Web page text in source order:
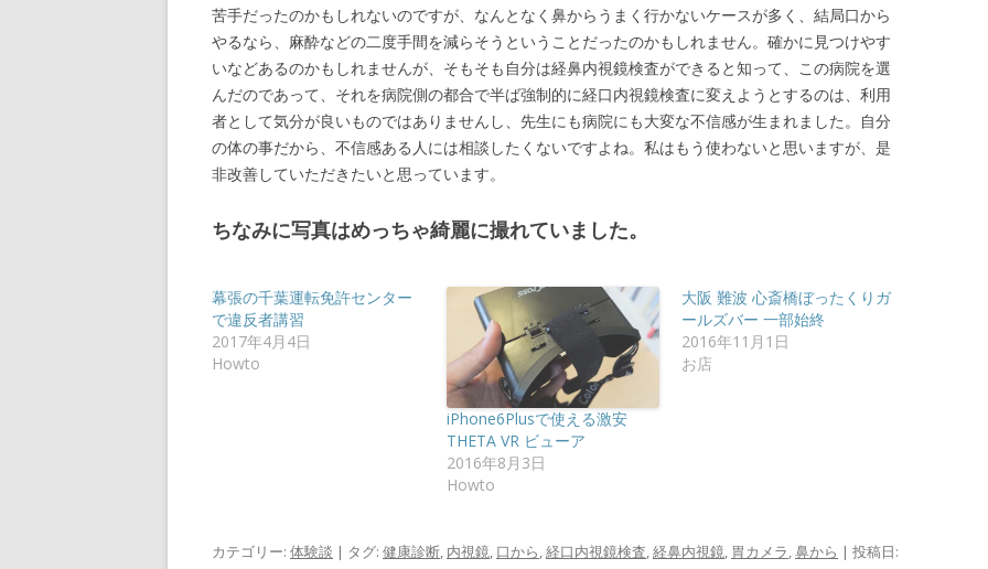
苦手だったのかもしれないのですが、なんとなく鼻からうまく行かないケースが多く、結局口から
やるなら、麻酔などの二度手間を減らそうということだったのかもしれません。確かに見つけやす
いなどあるのかもしれませんが、そもそも自分は経鼻内視鏡検査ができると知って、この病院を選
んだのであって、それを病院側の都合で半ば強制的に経口内視鏡検査に変えようとするのは、利用
者として気分が良いものではありませんし、先生にも病院にも大変な不信感が生まれました。自分
の体の事だから、不信感ある人には相談したくないですよね。私はもう使わないと思いますが、是
非改善していただきたいと思っています。
ちなみに写真はめっちゃ綺麗に撮れていました。
幕張の千葉運転免許センター
で違反者講習
2017年4月4日
Howto
iPhone6Plusで使える激安
THETA VR ビューア
2016年8月3日
Howto
大阪 難波 心斎橋ぼったくりガ
ールズバー 一部始終
2016年11月1日
お店
カテゴリー: 体験談 | タグ: 健康診断, 内視鏡, 口から,経口内視鏡検査,経鼻内視鏡, 胃カメラ,鼻から | 投稿日: